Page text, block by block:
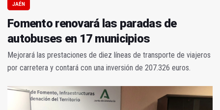
JAÉN
Fomento renovará las paradas de
autobuses en 17 municipios
Mejorará las prestaciones de diez líneas de transporte de viajeros
por carretera y contará con una inversión de 207.326 euros.